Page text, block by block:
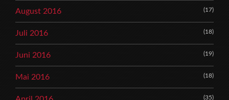
August 2016 (17)
Juli 2016 (18)
Juni 2016 (19)
Mai 2016 (18)
(35)